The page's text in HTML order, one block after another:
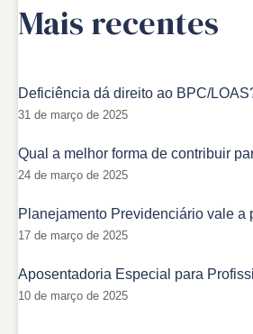
Mais recentes
Deficiência dá direito ao BPC/
31 de março de 2025
Qual a melhor forma de contribuir
24 de março de 2025
Planejamento Previdenciário vale a
17 de março de 2025
Aposentadoria Especial para
10 de março de 2025